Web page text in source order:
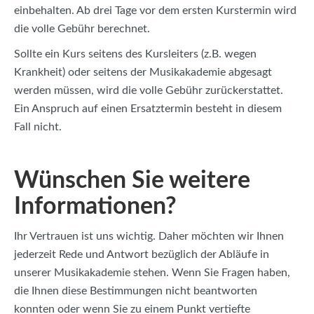
einbehalten. Ab drei Tage vor dem ersten Kurstermin wird
die volle Gebühr berechnet.
Sollte ein Kurs seitens des Kursleiters (z.B. wegen
Krankheit) oder seitens der Musikakademie abgesagt
werden müssen, wird die volle Gebühr zurückerstattet.
Ein Anspruch auf einen Ersatztermin besteht in diesem
Fall nicht.
Wünschen Sie weitere
Informationen?
Ihr Vertrauen ist uns wichtig. Daher möchten wir Ihnen
jederzeit Rede und Antwort bezüglich der Abläufe in
unserer Musikakademie stehen. Wenn Sie Fragen haben,
die Ihnen diese Bestimmungen nicht beantworten
konnten oder wenn Sie zu einem Punkt vertiefte